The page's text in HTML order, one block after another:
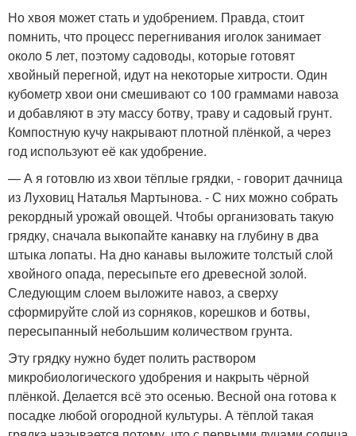
Но хвоя может стать и удобрением. Правда, стоит
помнить, что процесс перегнивания иголок занимает
около 5 лет, поэтому садоводы, которые готовят
хвойный перегной, идут на некоторые хитрости. Один
кубометр хвои они смешивают со 100 граммами навоза
и добавляют в эту массу ботву, траву и садовый грунт.
Компостную кучу накрывают плотной плёнкой, а через
год используют её как удобрение.
— А я готовлю из хвои тёплые грядки, - говорит дачница
из Луховиц Наталья Мартынова. - С них можно собрать
рекордный урожай овощей. Чтобы организовать такую
грядку, сначала выкопайте канавку на глубину в два
штыка лопаты. На дно канавы выложите толстый слой
хвойного опада, пересыпьте его древесной золой.
Следующим слоем выложите навоз, а сверху
сформируйте слой из сорняков, корешков и ботвы,
пересыпанный небольшим количеством грунта.
Эту грядку нужно будет полить раствором
микробиологического удобрения и накрыть чёрной
плёнкой. Делается всё это осенью. Весной она готова к
посадке любой огородной культуры. А тёплой такая